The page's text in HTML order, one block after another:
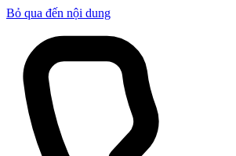
Bỏ qua đến nội dung